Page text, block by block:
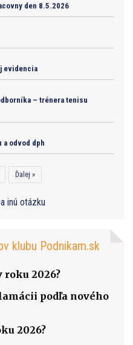
den 8.5.2026
evidencia
– trénera tenisu
a odvod dph
Ďalej »
inú otázku
klubu Podnikam.sk
roku 2026?
podľa nového
2026?